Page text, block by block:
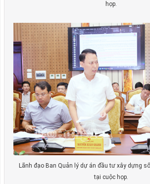
họp.
Lãnh đạo Ban Quản lý dự án đầu tư xây dựng
tại cuộc họp.